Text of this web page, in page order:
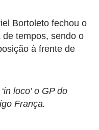
Bortoleto fechou o
tempos, sendo o
à frente de
loco’ o GP do
França.